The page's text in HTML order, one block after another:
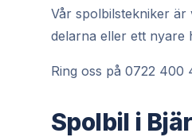
Vår spolbilstekniker är
delarna eller ett nyare
Ring oss på 0722 400
Spolbil i